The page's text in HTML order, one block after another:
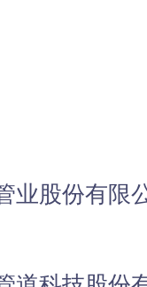
业股份有限